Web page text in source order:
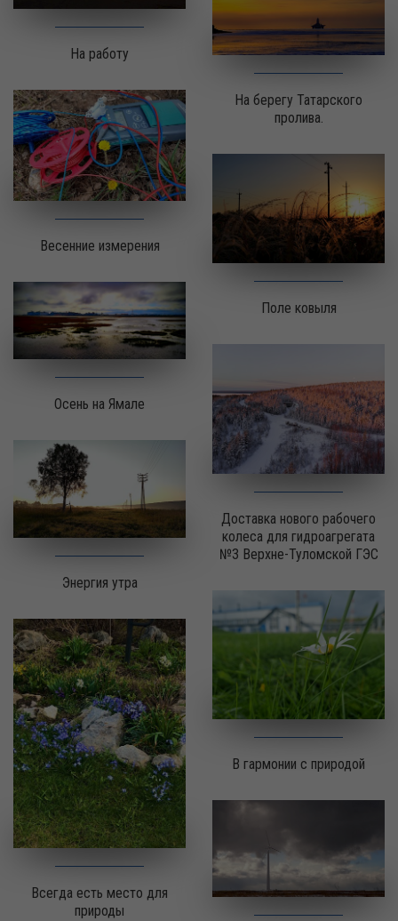
На работу
Весенние измерения
На берегу Татарского
пролива.
Осень на Ямале
Поле ковыля
Энергия утра
Доставка нового рабочего
колеса для гидроагрегата
№3 Верхне-Туломской ГЭС
Всегда есть место для
природы
В гармонии с природой